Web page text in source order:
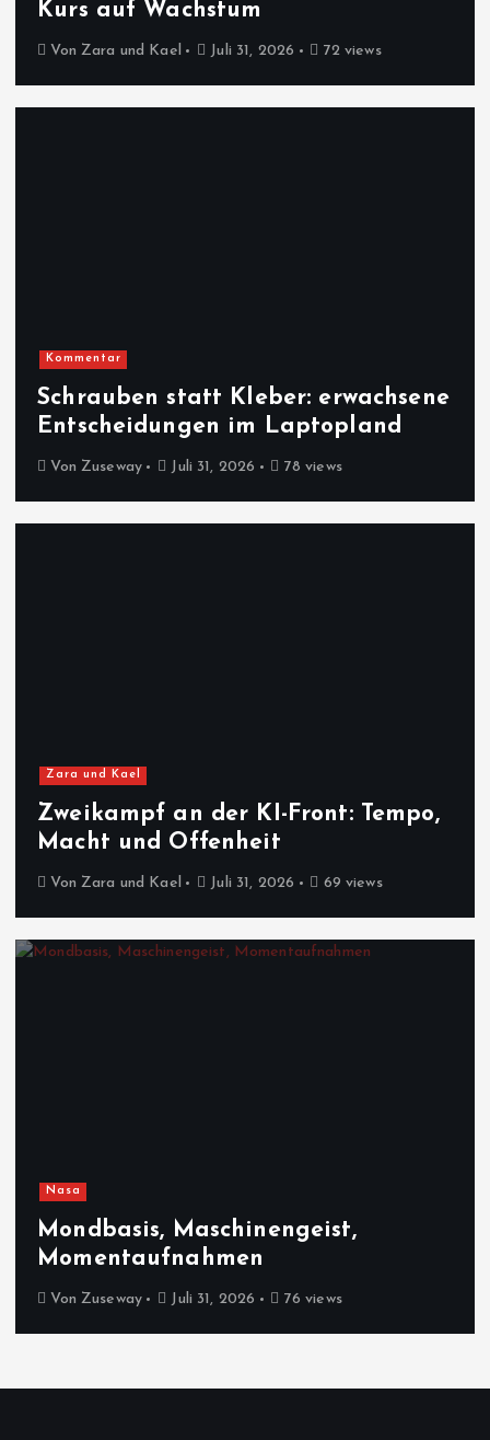
Kurs auf Wachstum
Von Zara und Kael Juli 31, 2026 72 views
Kommentar
Schrauben statt Kleber: erwachsene
Entscheidungen im Laptopland
Von Zuseway Juli 31, 2026 78 views
Zara und Kael
Zweikampf an der KI-Front: Tempo,
Macht und Offenheit
Von Zara und Kael Juli 31, 2026 69 views
Nasa
Mondbasis, Maschinengeist,
Momentaufnahmen
Von Zuseway Juli 31, 2026 76 views